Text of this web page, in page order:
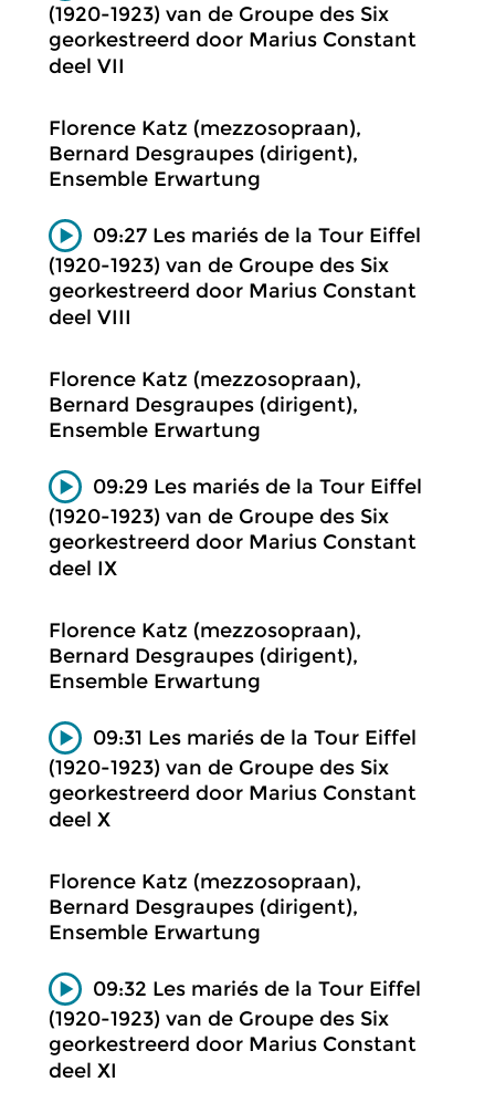
(1920-1923) van de Groupe des Six
georkestreerd door Marius Constant
deel VII
Florence Katz (mezzosopraan),
Bernard Desgraupes (dirigent),
Ensemble Erwartung
09:27 Les mariés de la Tour Eiffel
(1920-1923) van de Groupe des Six
georkestreerd door Marius Constant
deel VIII
Florence Katz (mezzosopraan),
Bernard Desgraupes (dirigent),
Ensemble Erwartung
09:29 Les mariés de la Tour Eiffel
(1920-1923) van de Groupe des Six
georkestreerd door Marius Constant
deel IX
Florence Katz (mezzosopraan),
Bernard Desgraupes (dirigent),
Ensemble Erwartung
09:31 Les mariés de la Tour Eiffel
(1920-1923) van de Groupe des Six
georkestreerd door Marius Constant
deel X
Florence Katz (mezzosopraan),
Bernard Desgraupes (dirigent),
Ensemble Erwartung
09:32 Les mariés de la Tour Eiffel
(1920-1923) van de Groupe des Six
georkestreerd door Marius Constant
deel XI